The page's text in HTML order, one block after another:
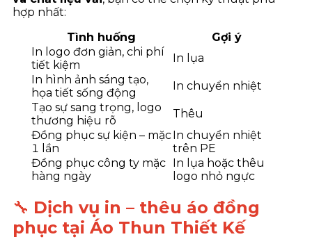
hợp nhất:
Tình huống
Gợi ý
In logo đơn giản, chi phí
tiết kiệm
In lụa
In hình ảnh sáng tạo,
họa tiết sống động
In chuyển nhiệt
Tạo sự sang trọng, logo
thương hiệu rõ
Thêu
Đồng phục sự kiện – mặc
1 lần
In chuyển nhiệt
trên PE
Đồng phục công ty mặc
hàng ngày
In lụa hoặc thêu
logo nhỏ ngực
🔧 Dịch vụ in – thêu áo đồng
phục tại Áo Thun Thiết Kế